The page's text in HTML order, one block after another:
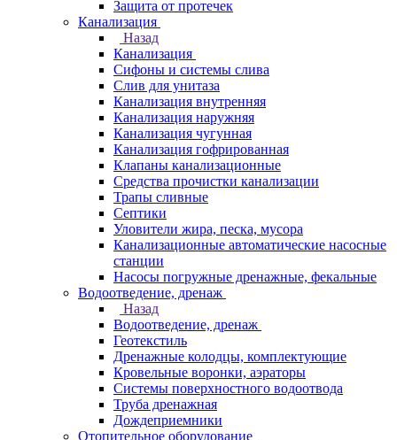
Защита от протечек
Канализация
Назад
Канализация
Сифоны и системы слива
Слив для унитаза
Канализация внутренняя
Канализация наружняя
Канализация чугунная
Канализация гофрированная
Клапаны канализационные
Средства прочистки канализации
Трапы сливные
Септики
Уловители жира, песка, мусора
Канализационные автоматические насосные
станции
Насосы погружные дренажные, фекальные
Водоотведение, дренаж
Назад
Водоотведение, дренаж
Геотекстиль
Дренажные колодцы, комплектующие
Кровельные воронки, аэраторы
Системы поверхностного водоотвода
Труба дренажная
Дождеприемники
Отопительное оборудование